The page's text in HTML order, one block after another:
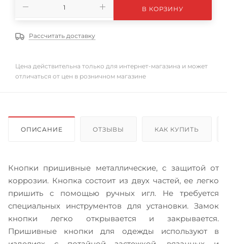
В КОРЗИНУ
Рассчитать доставку
Цена действительна только для интернет-магазина и может
отличаться от цен в розничном магазине
ОПИСАНИЕ ОТЗЫВЫ КАК КУПИТЬ
Кнопки пришивные металлические, с защитой от
коррозии. Кнопка состоит из двух частей, ее легко
пришить с помощью ручных игл. Не требуется
специальных инструментов для установки. Замок
кнопки легко открывается и закрывается.
Пришивные кнопки для одежды используют в